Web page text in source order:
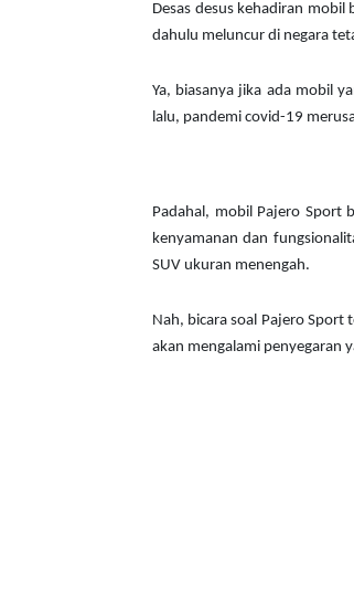
Desas desus kehadiran
dahulu meluncur di negara
Ya, biasanya jika ada mobil
lalu, pandemi covid-19
Padahal, mobil Pajero Sport
kenyamanan dan
SUV ukuran menengah.
Nah, bicara soal Pajero
akan mengalami penyegaran